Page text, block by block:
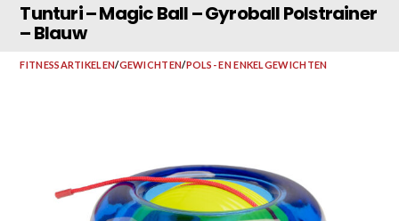
Tunturi – Magic Ball – Gyroball Polstrainer
– Blauw
FITNESSARTIKELEN/GEWICHTEN/POLS- EN ENKELGEWICHTEN